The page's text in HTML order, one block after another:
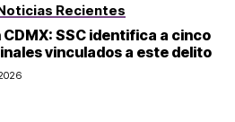
Recientes
CDMX: SSC identifica a cinco
vinculados a este delito